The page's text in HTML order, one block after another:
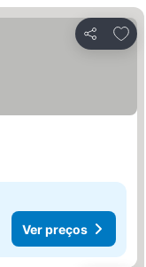
Partilhar
Ver preços